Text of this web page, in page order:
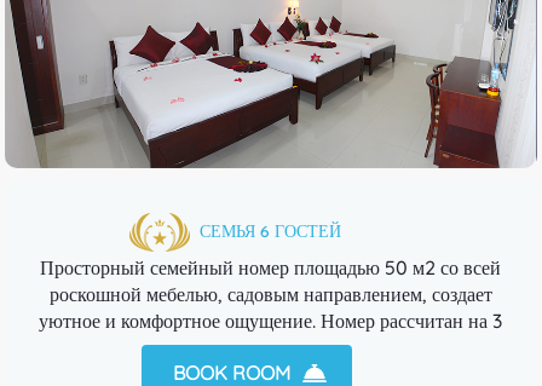
СЕМЬЯ 6 ГОСТЕЙ
Просторный семейный номер площадью 50 м2 со всей
роскошной мебелью, садовым направлением, создает
уютное и комфортное ощущение. Номер рассчитан на 3
кровати.
BOOK ROOM